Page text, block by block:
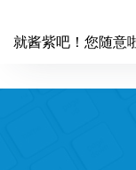
就酱紫吧！您随意